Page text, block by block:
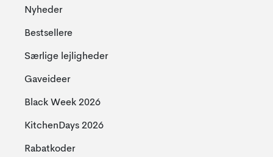
Nyheder
Bestsellere
Særlige lejligheder
Gaveideer
Black Week 2026
KitchenDays 2026
Rabatkoder